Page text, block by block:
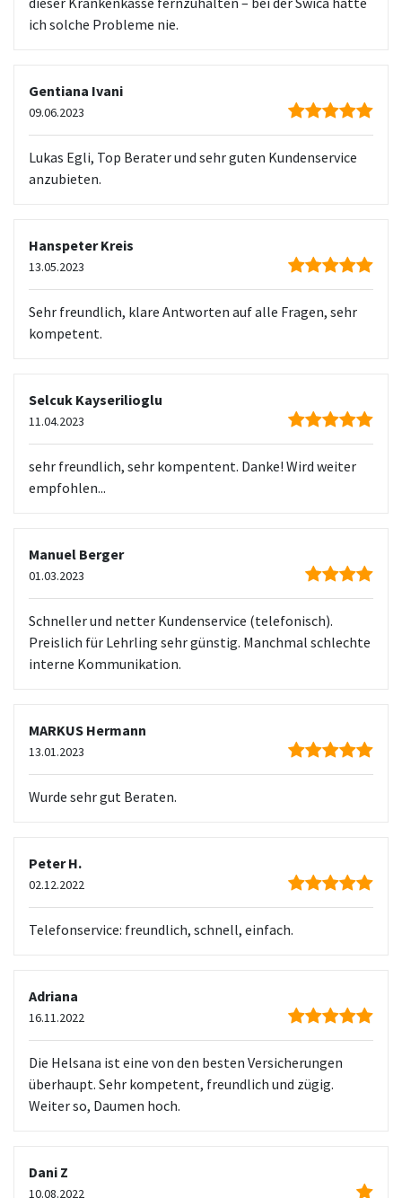
ich solche Probleme nie.
Gentiana Ivani
09.06.2023
Lukas Egli, Top Berater und sehr guten Kundenservice
anzubieten.
Hanspeter Kreis
13.05.2023
Sehr freundlich, klare Antworten auf alle Fragen, sehr
kompetent.
Selcuk Kayserilioglu
11.04.2023
sehr freundlich, sehr kompentent. Danke! Wird weiter
empfohlen...
Manuel Berger
01.03.2023
Schneller und netter Kundenservice (telefonisch).
Preislich für Lehrling sehr günstig. Manchmal schlechte
interne Kommunikation.
MARKUS Hermann
13.01.2023
Wurde sehr gut Beraten.
Peter H.
02.12.2022
Telefonservice: freundlich, schnell, einfach.
Adriana
16.11.2022
Die Helsana ist eine von den besten Versicherungen
überhaupt. Sehr kompetent, freundlich und zügig.
Weiter so, Daumen hoch.
Dani Z
10.08.2022